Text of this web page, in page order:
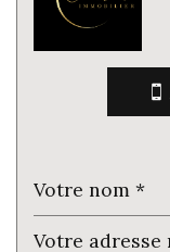
Mairie
statistiques
Taxe habitation
Taxe foncière